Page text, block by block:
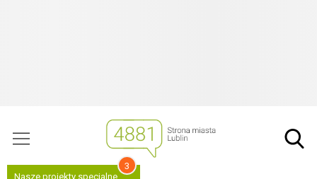
Nasze projekty specjalne
3